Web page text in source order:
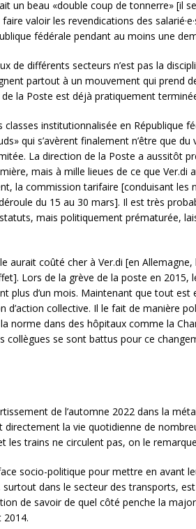
un beau «double coup de tonnerre» [il
valoir les revendications des
fédérale pendant au moins une
de différents secteurs n’est pas la
partout à un mouvement qui prend
de la Poste est déjà pratiquement
institutionnalisée en République
qui s’avèrent finalement n’être que
La direction de la Poste a aussitôt
mais à mille lieues de ce que Ver.di
la commission tarifaire [conduisant les
du 15 au 30 mars]. Il est très
mais politiquement prématurée,
aurait coûté cher à Ver.di [en
Lors de la grève de la poste en 2015,
plus d’un mois. Maintenant que tout
collective. Il le fait de manière
norme dans des hôpitaux comme la
collègues se sont battus pour ce
de l’automne 2022 dans la
la vie quotidienne de
les trains ne circulent pas, on le
socio-politique pour mettre en avant
dans le secteur des transports,
de savoir de quel côté penche la